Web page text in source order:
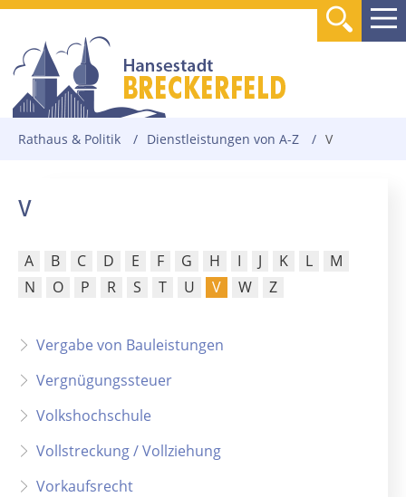
Rathaus & Politik / Dienstleistungen von A-Z / V
V
A B C D E F G H I J K L
M
N
O P R S T U V W Z
Vergabe von Bauleistungen
Vergnügungssteuer
Volkshochschule
Vollstreckung / Vollziehung
Vorkaufsrecht